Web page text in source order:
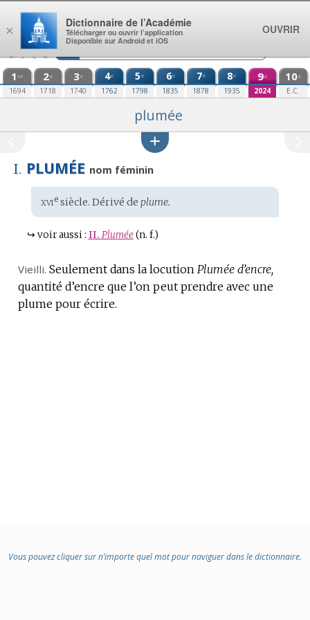
Aller au contenu
1 re
1694
2e
1718
3e
1740
4e
1762
5e
1798
6e
1835
7e
1878
8e
1935
9e
2024
10e
E.C.
plumée
I. PLUMÉE nom féminin
Étymologie
:
xviesiècle. Dérivé de plume.
↪ voir aussi : II. Plumée (n. f.)
Vieilli. Seulement dans la locution Plumée d’encre,
quantité d’encre que l’on peut prendre avec une
plume pour écrire.
Vous pouvez cliquer sur n’importe quel mot pour naviguer dans le dictionnaire.
×
Dictionnaire de l’Académie
Télécharger ou ouvrir l’application
Disponible sur Android et iOS
OUVRIR